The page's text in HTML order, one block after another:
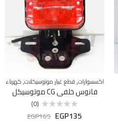
اكسسوارات,قطع غيار موتوسيكلات,كهرباء
فانوس خلفي CG موتوسيكل
التقييم
(0)
EGP135
EGP165